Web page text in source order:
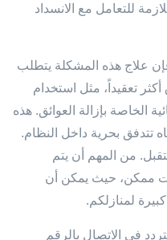
للتعامل مع الانسداد
علاج هذه المشكلة يتطلب
تعقيداً، مثل استخدام
الخاصة بإزالة العوائق. هذه
تتدفق بحرية داخل النظام.
من المهم أن يتم
ممكن، حيث يمكن أن
لمنازلكم.
في الاتصال بالرقم